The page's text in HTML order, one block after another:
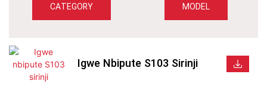
CATEGORY MODEL
Igwe Nbipute S103 Sirinji